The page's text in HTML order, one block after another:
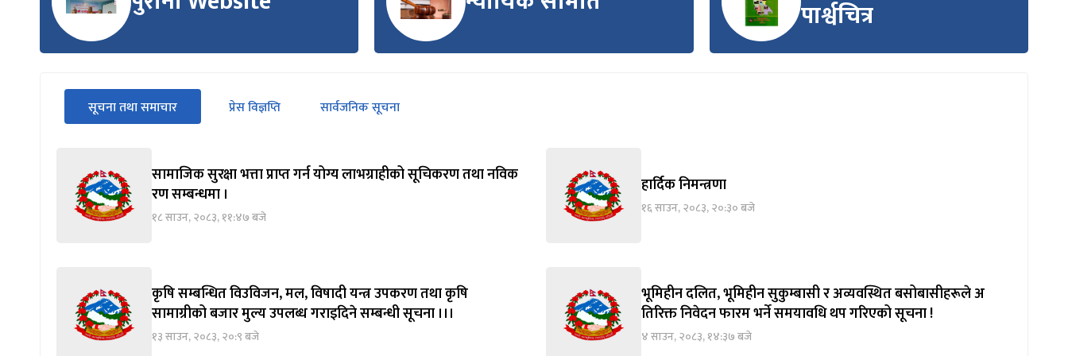
पार्श्वचित्र
सीधा
पहिलो
जानुहोस्
सूचना तथा समाचार
(सक्रिय ट्याब)
प्रेस विज्ञप्ति सार्वजनिक सूचना
सामाजिक सुरक्षा भत्ता प्राप्त गर्न योग्य लाभग्राहीको सूचिकरण तथा नविक
रण सम्बन्धमा ।
१८ साउन, २०८३, ११:४७ बजे
हार्दिक निमन्त्रणा
१६ साउन, २०८३, २०:३० बजे
कृषि सम्बन्धित विउविजन, मल, विषादी यन्त्र उपकरण तथा कृषि
सामाग्रीको बजार मुल्य उपलब्ध गराइदिने सम्बन्धी सूचना ।।।
१३ साउन, २०८३, २०:९ बजे
भूमिहीन दलित, भूमिहीन सुकुम्बासी र अव्यवस्थित बसोबासीहरूले अ
तिरिक्त निवेदन फारम भर्ने समयावधि थप गरिएको सूचना !
४ साउन, २०८३, १४:३७ बजे